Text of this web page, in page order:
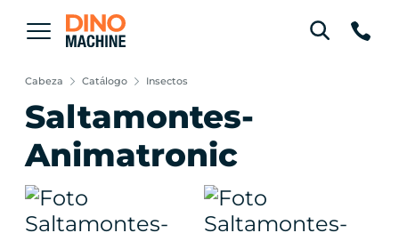
Cabeza Catálogo Insectos
Saltamontes-
Animatronic